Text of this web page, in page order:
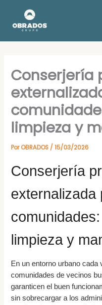
contenido
Conserjería
limpieza y
PorOBRADOS /15/03/2026
Conserjería
externalizada
limpieza y
En un entorno urbano
comunidades de vecinos
garanticen el buen
sin sobrecargar a los